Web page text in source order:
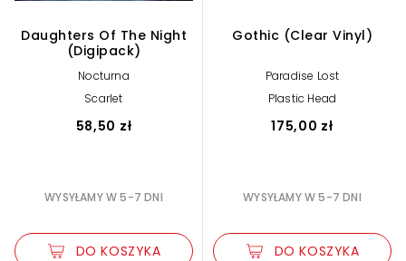
Daughters Of The Night
(Digipack)
Nocturna
Scarlet
58,50 zł
WYSYŁAMY W 5-7 DNI
DO KOSZYKA
Gothic (Clear Vinyl)
Paradise Lost
Plastic Head
175,00 zł
WYSYŁAMY W 5-7 DNI
DO KOSZYKA